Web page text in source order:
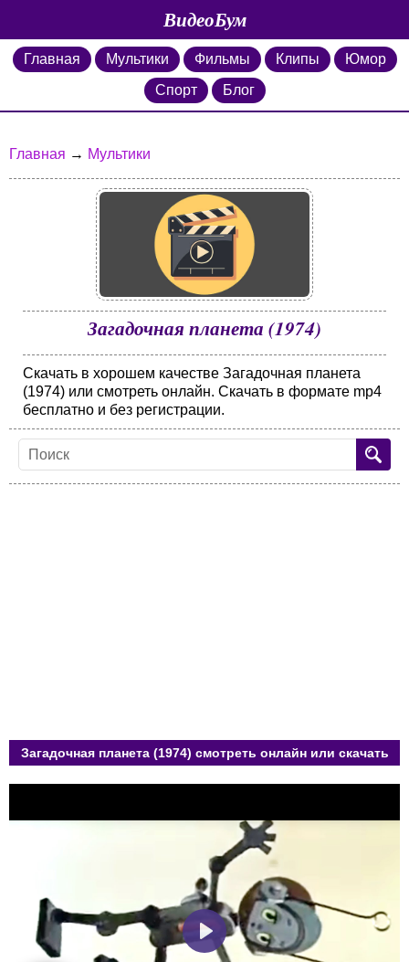
ВидеоБум
Главная Мультики Фильмы Клипы
Юмор
Спорт
Блог
Главная → Мультики
Загадочная планета (1974)
Скачать в хорошем качестве Загадочная планета
(1974) или смотреть онлайн. Скачать в формате mp4
бесплатно и без регистрации.
Загадочная планета (1974) смотреть онлайн или скачать
Play